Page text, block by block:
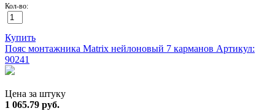
Кол-во:
Купить
Пояс монтажника Matrix нейлоновый 7 карманов Артикул:
90241
Цена за штуку
1 065.79 руб.